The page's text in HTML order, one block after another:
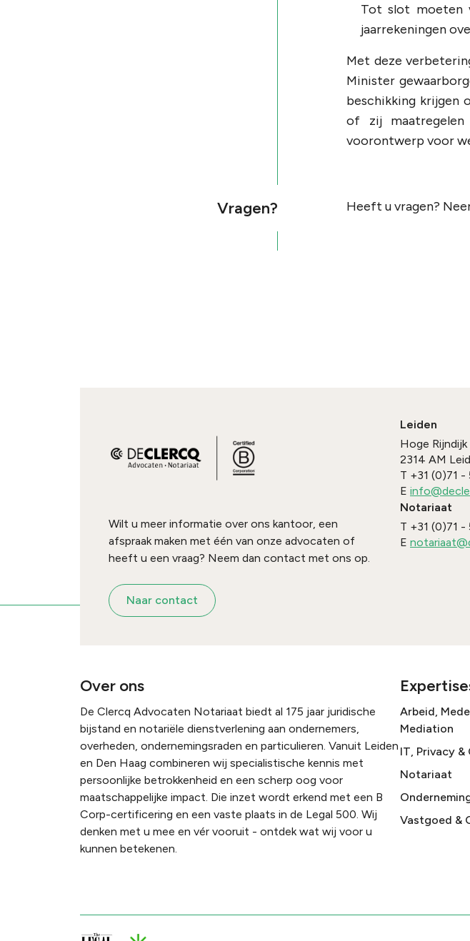
Tot slot moeten
jaarrekeningen
Met deze
Minister
beschikking krijgen
of zij
voorontwerp voor
Vragen? Heeft u vragen?
Wilt u meer informatie over ons kantoor, een
afspraak maken met één van onze advocaten of
heeft u een vraag? Neem dan contact met ons op.
Naar contact
Leiden
Hoge
2314 AM
T +31 (0)71 -
E
Notariaat
T +31 (0)71 -
E
Over ons
De Clercq Advocaten Notariaat biedt al 175 jaar juridische
bijstand en notariële dienstverlening aan ondernemers,
overheden, ondernemingsraden en particulieren. Vanuit Leiden
en Den Haag combineren wij specialistische kennis met
persoonlijke betrokkenheid en een scherp oog voor
maatschappelijke impact. Die inzet wordt erkend met een B
Corp-certificering en een vaste plaats in de Legal 500. Wij
denken met u mee en vér vooruit - ontdek wat wij voor u
kunnen betekenen.
Arbeid,
Mediation
IT, Privacy
Notariaat
Vastgoed &